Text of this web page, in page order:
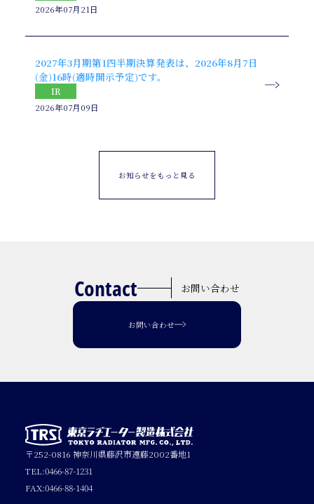
2026年07月21日
2026年07月09日
IR
2027年3月期第1四半期決算発表は、2026年8月7日
(金)16時(適時開示予定)です。
お知らせをもっと見る
Contact お問い合わせ
お問い合わせ
〒252-0816 神奈川県藤沢市遠藤2002番地1
TEL:0466-87-1231
FAX:0466-88-1404